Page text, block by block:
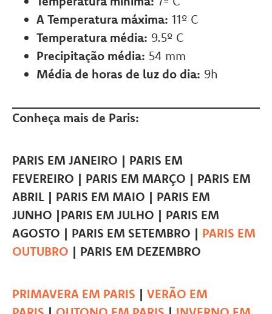
A Temperatura máxima: 11º C
Temperatura média: 9.5º C
Precipitação média: 54 mm
Média de horas de luz do dia: 9h
Conheça mais de Paris:
PARIS EM JANEIRO | PARIS EM
FEVEREIRO | PARIS EM MARÇO | PARIS EM
ABRIL | PARIS EM MAIO | PARIS EM
JUNHO |PARIS EM JULHO | PARIS EM
AGOSTO | PARIS EM SETEMBRO | PARIS EM
OUTUBRO | PARIS EM DEZEMBRO
PRIMAVERA EM PARIS | VERÃO EM